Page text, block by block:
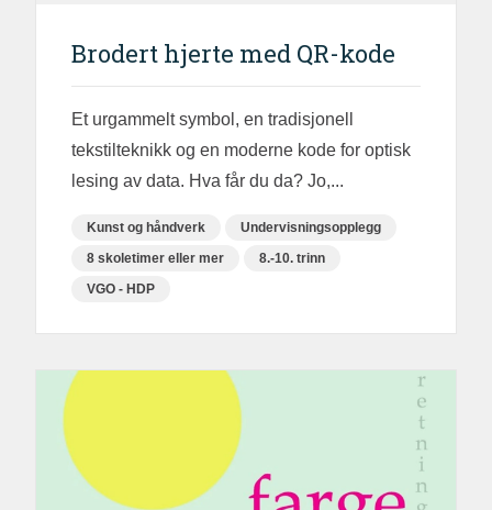
Brodert hjerte med QR-kode
Et urgammelt symbol, en tradisjonell
tekstilteknikk og en moderne kode for optisk
lesing av data. Hva får du da? Jo,...
Kunst og håndverk
Undervisningsopplegg
8 skoletimer eller mer
8.-10. trinn
VGO - HDP